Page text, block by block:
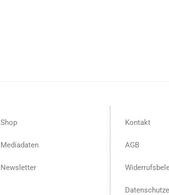
Shop
Mediadaten
Newsletter
Kontakt
AGB